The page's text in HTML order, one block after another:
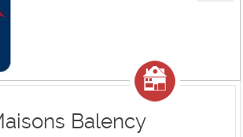
Balency